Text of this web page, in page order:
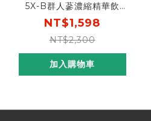
5X-B群人蔘濃縮精華飲
15mlX16包X2盒
NT$1,598
NT$2,300
加入購物車